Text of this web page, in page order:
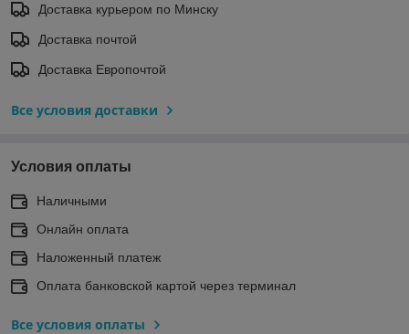
Доставка курьером по Минску
Доставка почтой
Доставка Европочтой
Все условия доставки
Условия оплаты
Наличными
Онлайн оплата
Наложенный платеж
Оплата банковской картой через терминал
Все условия оплаты